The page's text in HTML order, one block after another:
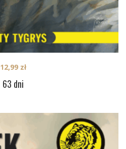
63 dni
12,99 zł